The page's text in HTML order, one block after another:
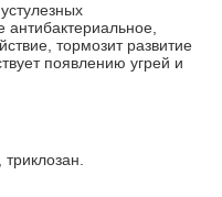
тормозит развитие
появлению угрей и